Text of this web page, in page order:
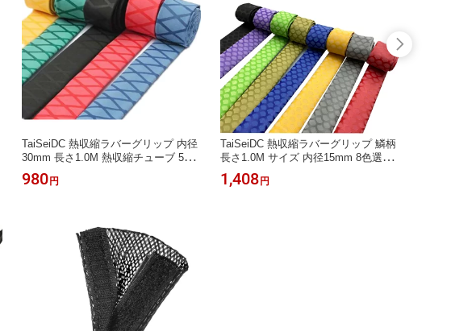
TaiSeiDC 熱収縮ラバーグリップ 内径
30mm 長さ1.0M 熱収縮チューブ 5色
選択可能（黒青緑赤黄）
980 円
TaiSeiDC 熱収縮ラバーグリップ 鱗柄
長さ1.0M サイズ 内径15mm 8色選択
（紫金灰黒青緑赤黄）
1,408 円